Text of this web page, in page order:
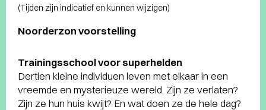
(Tijden zijn indicatief en kunnen wijzigen)
Noorderzon voorstelling
Trainingsschool voor superhelden
Dertien kleine individuen leven met elkaar in een
vreemde en mysterieuze wereld. Zijn ze verlaten?
Zijn ze hun huis kwijt? En wat doen ze de hele dag?